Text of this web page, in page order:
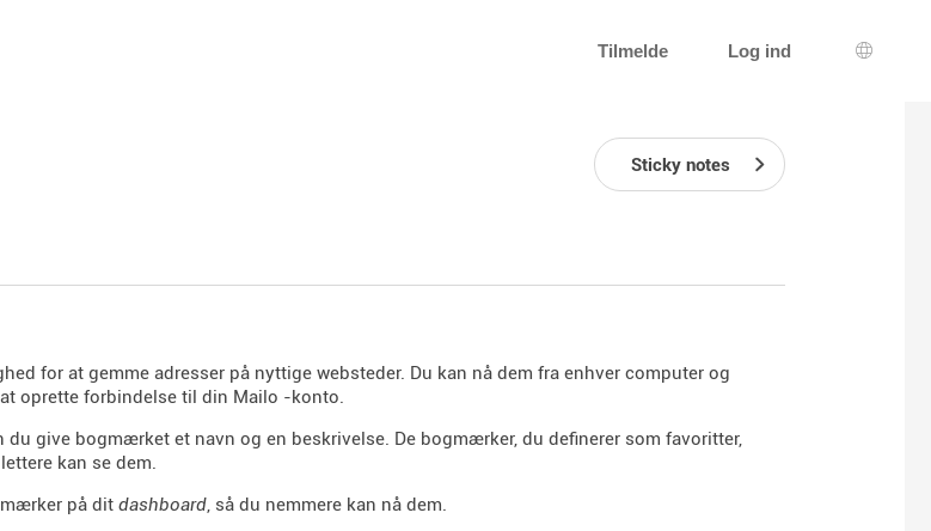
Tilmelde Log ind
Sticky notes
for at gemme adresser på nyttige websteder. Du kan nå dem fra enhver computer og
oprette forbindelse til din Mailo -konto.
du give bogmærket et navn og en beskrivelse. De bogmærker, du definerer som favoritter,
kan se dem.
på dit dashboard, så du nemmere kan nå dem.